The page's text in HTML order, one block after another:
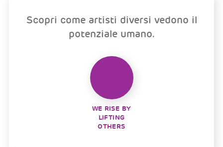
Scopri come artisti diversi vedono il
potenziale umano.
WE RISE BY
LIFTING
OTHERS